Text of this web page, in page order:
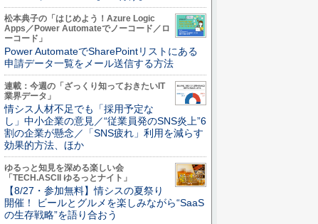
松本典子の「はじめよう！Azure Logic
Apps／Power Automateでノーコード／ロ
ーコード」
Power AutomateでSharePointリストにある
申請データ一覧をメール送信する方法
連載：今週の「ざっくり知っておきたいIT
業界データ」
情シス人材不足でも「採用予定な
し」中小企業の意見／“従業員発のSNS炎上”6
割の企業が懸念／「SNS疲れ」利用を減らす
効果的方法、ほか
ゆるっと知見を深める楽しい会
「TECH.ASCII ゆるっとナイト」
【8/27・参加無料】情シスの夏祭り
開催！ ビールとグルメを楽しみながら“SaaS
の生存戦略”を語り合おう